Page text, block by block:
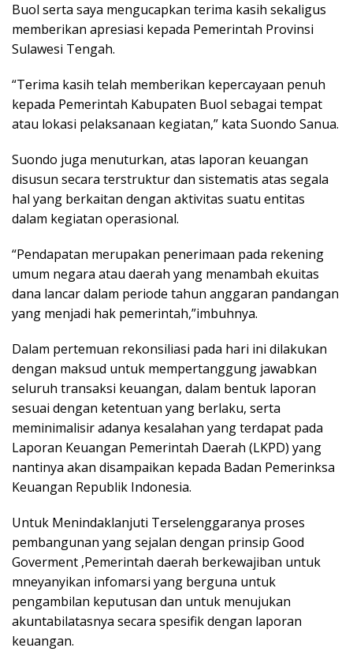
Buol serta saya mengucapkan terima kasih sekaligus
memberikan apresiasi kepada Pemerintah Provinsi
Sulawesi Tengah.
“Terima kasih telah memberikan kepercayaan penuh
kepada Pemerintah Kabupaten Buol sebagai tempat
atau lokasi pelaksanaan kegiatan,” kata Suondo Sanua.
Suondo juga menuturkan, atas laporan keuangan
disusun secara terstruktur dan sistematis atas segala
hal yang berkaitan dengan aktivitas suatu entitas
dalam kegiatan operasional.
“Pendapatan merupakan penerimaan pada rekening
umum negara atau daerah yang menambah ekuitas
dana lancar dalam periode tahun anggaran pandangan
yang menjadi hak pemerintah,”imbuhnya.
Dalam pertemuan rekonsiliasi pada hari ini dilakukan
dengan maksud untuk mempertanggung jawabkan
seluruh transaksi keuangan, dalam bentuk laporan
sesuai dengan ketentuan yang berlaku, serta
meminimalisir adanya kesalahan yang terdapat pada
Laporan Keuangan Pemerintah Daerah (LKPD) yang
nantinya akan disampaikan kepada Badan Pemerinksa
Keuangan Republik Indonesia.
Untuk Menindaklanjuti Terselenggaranya proses
pembangunan yang sejalan dengan prinsip Good
Goverment ,Pemerintah daerah berkewajiban untuk
mneyanyikan infomarsi yang berguna untuk
pengambilan keputusan dan untuk menujukan
akuntabilatasnya secara spesifik dengan laporan
keuangan.